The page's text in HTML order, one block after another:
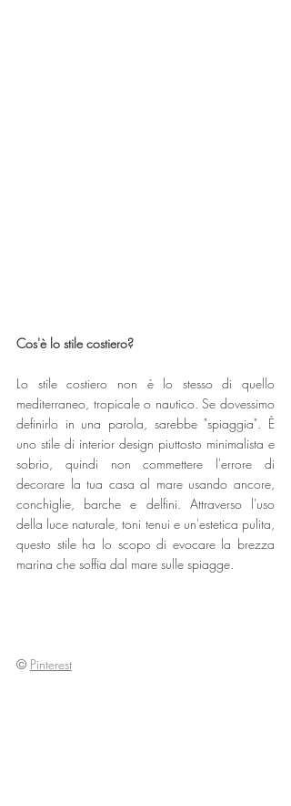
Cos'è lo stile costiero?
Lo stile costiero non è lo stesso di quello
mediterraneo, tropicale o nautico. Se dovessimo
definirlo in una parola, sarebbe "spiaggia". È
uno stile di interior design piuttosto minimalista e
sobrio, quindi non commettere l'errore di
decorare la tua casa al mare usando ancore,
conchiglie, barche e delfini. Attraverso l'uso
della luce naturale, toni tenui e un'estetica pulita,
questo stile ha lo scopo di evocare la brezza
marina che soffia dal mare sulle spiagge.
© Pinterest